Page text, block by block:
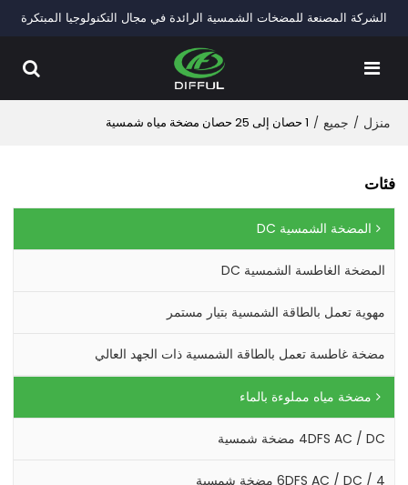
الشركة المصنعة للمضخات الشمسية الرائدة في مجال التكنولوجيا المبتكرة
منزل / جميع / 1 حصان إلى 25 حصان مضخة مياه شمسية
فئات
المضخة الشمسية DC
المضخة الغاطسة الشمسية DC
مهوية تعمل بالطاقة الشمسية بتيار مستمر
مضخة غاطسة تعمل بالطاقة الشمسية ذات الجهد العالي
مضخة مياه مملوءة بالماء
4DFS AC / DC مضخة شمسية
4 / 6DFS AC / DC مضخة شمسية